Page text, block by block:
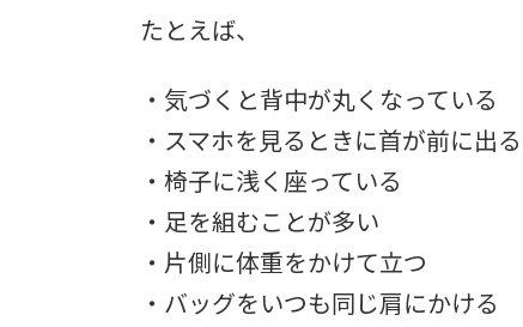
たとえば、
・気づくと背中が丸くなっている
・スマホを見るときに首が前に出る
・椅子に浅く座っている
・足を組むことが多い
・片側に体重をかけて立つ
・バッグをいつも同じ肩にかける